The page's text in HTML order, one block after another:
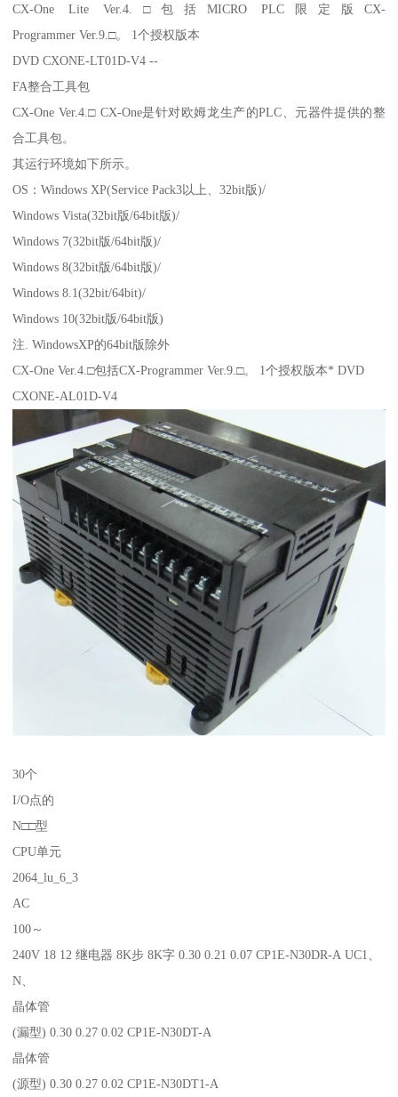
CX-One Lite Ver.4.□包括MICRO PLC限定版CX-
Programmer Ver.9.□。 1个授权版本
DVD CXONE-LT01D-V4 --
FA整合工具包
CX-One Ver.4.□ CX-One是针对欧姆龙生产的PLC、元器件提供的整
合工具包。
其运行环境如下所示。
OS：Windows XP(Service Pack3以上、32bit版)/
Windows Vista(32bit版/64bit版)/
Windows 7(32bit版/64bit版)/
Windows 8(32bit版/64bit版)/
Windows 8.1(32bit/64bit)/
Windows 10(32bit版/64bit版)
注. WindowsXP的64bit版除外
CX-One Ver.4.□包括CX-Programmer Ver.9.□。 1个授权版本* DVD
CXONE-AL01D-V4
30个
I/O点的
N□□型
CPU单元
2064_lu_6_3
AC
100～
240V 18 12 继电器 8K步 8K字 0.30 0.21 0.07 CP1E-N30DR-A UC1、
N、
晶体管
(漏型) 0.30 0.27 0.02 CP1E-N30DT-A
晶体管
(源型) 0.30 0.27 0.02 CP1E-N30DT1-A